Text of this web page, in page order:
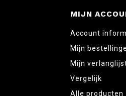
MIJN
Account
Mijn
Mijn
Vergelijk
Alle producten